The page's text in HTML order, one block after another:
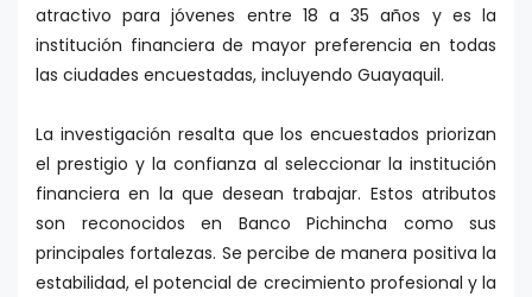
atractivo para jóvenes entre 18 a 35 años y es la
institución financiera de mayor preferencia en todas
las ciudades encuestadas, incluyendo Guayaquil.
La investigación resalta que los encuestados priorizan
el prestigio y la confianza al seleccionar la institución
financiera en la que desean trabajar. Estos atributos
son reconocidos en Banco Pichincha como sus
principales fortalezas. Se percibe de manera positiva la
estabilidad, el potencial de crecimiento profesional y la